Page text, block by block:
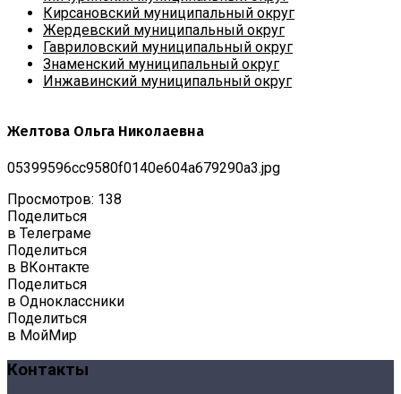
Кирсановский муниципальный округ
Жердевский муниципальный округ
Гавриловский муниципальный округ
Знаменский муниципальный округ
Инжавинский муниципальный округ
Желтова Ольга Николаевна
05399596cc9580f0140e604a679290a3.jpg
Просмотров: 138
Поделиться
в Телеграме
Поделиться
в ВКонтакте
Поделиться
в Одноклассники
Поделиться
в МойМир
Контакты